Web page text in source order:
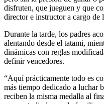
disfruten, que jueguen y que
director e instructor a cargo de
Durante la tarde, los padres
alentando desde el tatami,
dinámicas con reglas
definir vencedores.
“Aquí prácticamente todo es
más tiempo dedicado a luchar
reciben la misma medalla al